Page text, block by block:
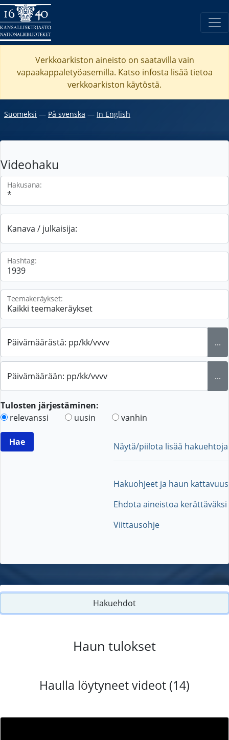
Verkkoarkiston aineisto on saatavilla vain
vapaakappaletyöasemilla. Katso infosta lisää tietoa
verkkoarkiston käytöstä.
Suomeksi ― På svenska ― In English
Videohaku
Hakusana:
Kanava / julkaisija:
Hashtag:
Teemakeräykset:
Päivämäärästä: pp/kk/vvvv ...
Päivämäärään: pp/kk/vvvv ...
Tulosten järjestäminen:
relevanssi
uusin vanhin
Näytä/piilota lisää hakuehtoja
Hakuohjeet ja haun kattavuus
Ehdota aineistoa kerättäväksi
Viittausohje
Hakuehdot
Haun tulokset
Haulla löytyneet videot (14)